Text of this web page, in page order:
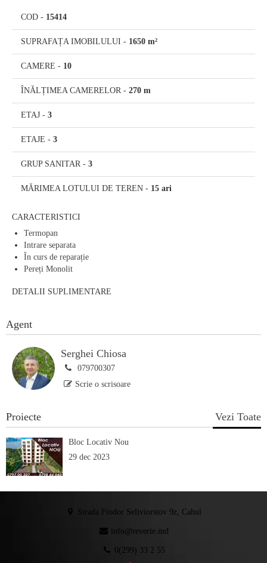
COD - 15414
SUPRAFAȚA IMOBILULUI - 1650 m²
CAMERE - 10
ÎNĂLȚIMEA CAMERELOR - 270 m
ETAJ - 3
ETAJE - 3
GRUP SANITAR - 3
MĂRIMEA LOTULUI DE TEREN - 15 ari
CARACTERISTICI
Termopan
Intrare separata
În curs de reparație
Pereți Monolit
DETALII SUPLIMENTARE
Agent
Serghei Chiosa
079700307
Scrie o scrisoare
Proiecte Vezi Toate
Bloc Locativ Nou
29 dec 2023
Strada Fiodor Seliviorstov 9z, Cahul
info@reverie.md
0(299) 33 2 55